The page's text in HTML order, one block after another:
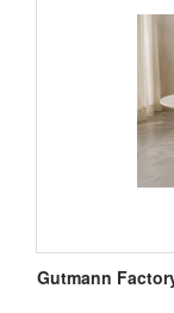
Gutmann